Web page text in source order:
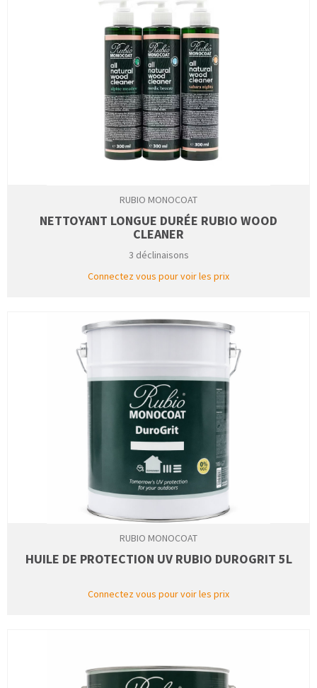
RUBIO MONOCOAT
NETTOYANT LONGUE DURÉE RUBIO WOOD
CLEANER
3 déclinaisons
Connectez vous pour voir les prix
RUBIO MONOCOAT
HUILE DE PROTECTION UV RUBIO DUROGRIT 5L
Connectez vous pour voir les prix